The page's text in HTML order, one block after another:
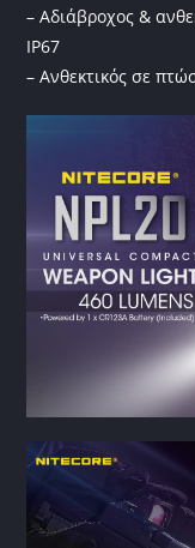
– Αδιάβροχος &
IP67
– Ανθεκτικός σε